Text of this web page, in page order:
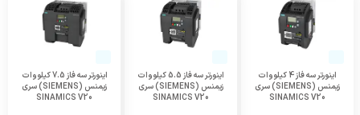
اینورتر سه فاز 4 کیلووات
زیمنس (SIEMENS) سری
SINAMICS V20
اینورتر سه فاز 5.5 کیلووات
زیمنس (SIEMENS) سری
SINAMICS V20
اینورتر سه فاز 7.5 کیلووات
زیمنس (SIEMENS) سری
SINAMICS V20